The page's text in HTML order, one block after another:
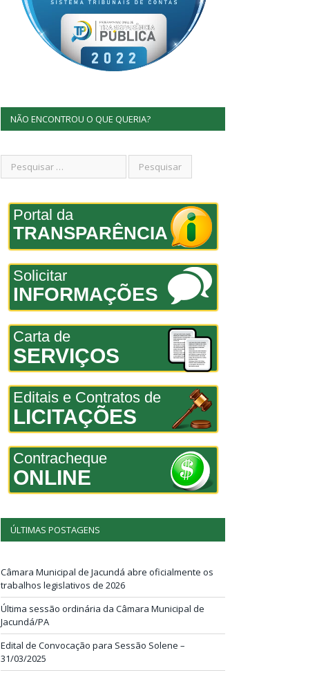
NÃO ENCONTROU O QUE QUERIA?
Portal da
TRANSPARÊNCIA
Solicitar
INFORMAÇÕES
Carta de
SERVIÇOS
Editais e Contratos de
LICITAÇÕES
Contracheque
ONLINE
ÚLTIMAS POSTAGENS
Câmara Municipal de Jacundá abre oficialmente os
trabalhos legislativos de 2026
Última sessão ordinária da Câmara Municipal de
Jacundá/PA
Edital de Convocação para Sessão Solene –
31/03/2025